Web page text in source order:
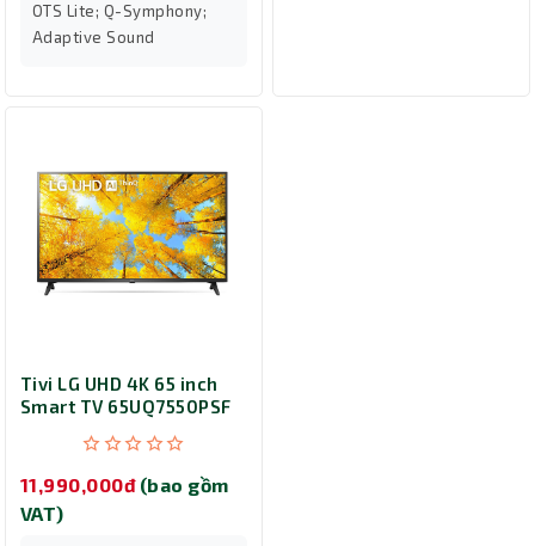
OTS Lite; Q-Symphony;
Adaptive Sound
Tivi LG UHD 4K 65 inch
Smart TV 65UQ7550PSF
11,990,000đ (bao gồm
VAT)